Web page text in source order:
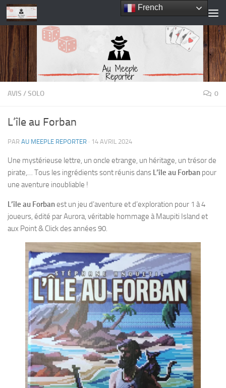
Skip to content
AVIS /SOLO 0
L’île au Forban
PAR AU MEEPLE REPORTER · 14 AVRIL 2024
Une mystérieuse lettre, un oncle etrange, un héritage, un trésor de
pirate,… Tous les ingrédients sont réunis dans L’île au Forban pour
une aventure inoubliable !
L’île au Forbanest un jeu d’aventure et d’exploration pour 1 à 4
joueurs, édité par Aurora, véritable hommage à Maupiti Island et
aux Point & Click des années 90.
French